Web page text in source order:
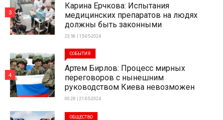
Карина Ерчкова: Испытания
медицинских препаратов на людях
должны быть законными
23:56 | 15-05-2024
3
СОБЫТИЯ
Артем Бирлов: Процесс мирных
переговоров с нынешним
руководством Киева невозможен
00:28 | 21-05-2024
4
ОБЩЕСТВО